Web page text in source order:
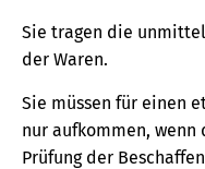
Sie tragen die
der Waren.
Sie müssen für einen
nur aufkommen,
Prüfung der